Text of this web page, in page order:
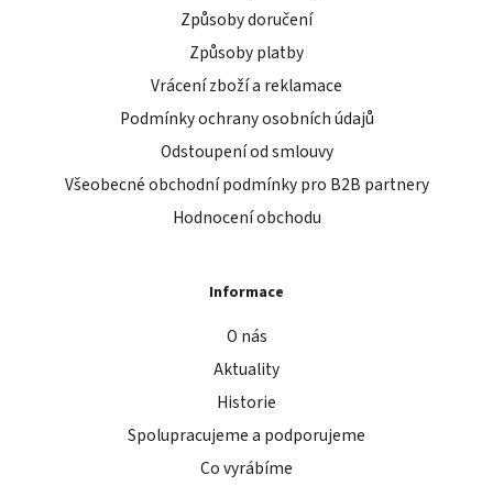
Způsoby doručení
Způsoby platby
Vrácení zboží a reklamace
Podmínky ochrany osobních údajů
Odstoupení od smlouvy
Všeobecné obchodní podmínky pro B2B partnery
Hodnocení obchodu
Informace
O nás
Aktuality
Historie
Spolupracujeme a podporujeme
Co vyrábíme